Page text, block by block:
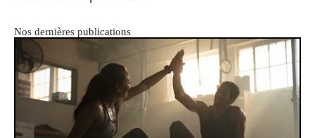
Nos dernières publications